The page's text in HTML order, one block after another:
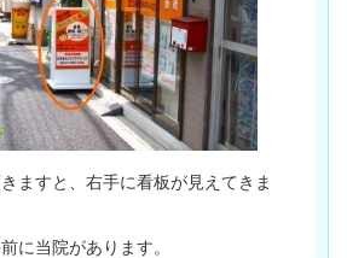
ますと、右手に看板が見えてきま
に当院があります。